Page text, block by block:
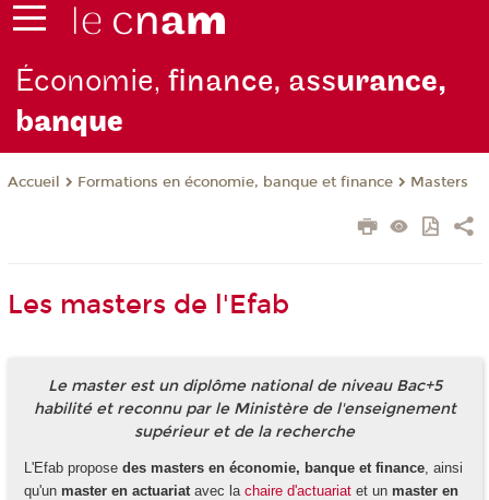
Économie,finance, assurance,
banque
Accueil Formations en économie, banque et finance Masters
Les masters de l'Efab
Le master est un diplôme national de niveau Bac+5
habilité et reconnu par le Ministère de l'enseignement
supérieur et de la recherche
L'Efab propose des masters en économie, banque et finance, ainsi
qu'un master en actuariatavec la chaire d'actuariatet un master en